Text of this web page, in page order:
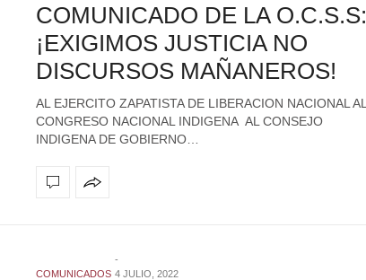
COMUNICADO DE LA O.C.S.S:
¡EXIGIMOS JUSTICIA NO
DISCURSOS MAÑANEROS!
AL EJERCITO ZAPATISTA DE LIBERACION NACIONAL AL
CONGRESO NACIONAL INDIGENA AL CONSEJO
INDIGENA DE GOBIERNO…
COMUNICADOS 4 JULIO, 2022